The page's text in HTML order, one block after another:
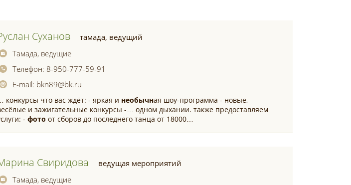
Суханов
тамада, ведущий
Тамада, ведущие
Телефон: 8-950-777-59-91
E-mail: bkn89@bk.ru
конкурсы что вас ждёт: - яркая и необычная шоу-программа - новые,
и зажигательные конкурсы -… одном дыхании. также предоставляем
-фото от сборов до последнего танца от 18000…
Свиридова
ведущая мероприятий
Тамада, ведущие